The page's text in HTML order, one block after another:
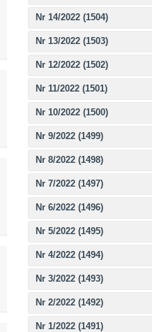
Nr 14/2022 (1504)
Nr 13/2022 (1503)
Nr 12/2022 (1502)
Nr 11/2022 (1501)
Nr 10/2022 (1500)
Nr 9/2022 (1499)
Nr 8/2022 (1498)
Nr 7/2022 (1497)
Nr 6/2022 (1496)
Nr 5/2022 (1495)
Nr 4/2022 (1494)
Nr 3/2022 (1493)
Nr 2/2022 (1492)
Nr 1/2022 (1491)